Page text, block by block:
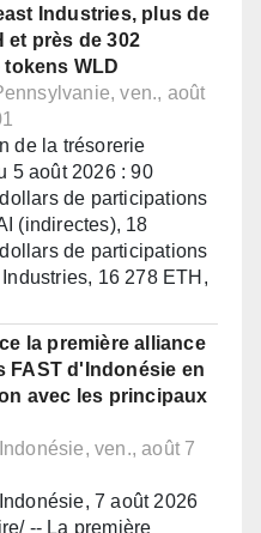
Industries, plus de
et près de 302
WLD
ven., août
de la trésorerie
5 août 2026 : 90
de participations
(indirectes), 18
de participations
16 278 ETH,
la première alliance
FAST d'Indonésie en
avec les principaux
ven., août 7
7 août 2026
-- La première